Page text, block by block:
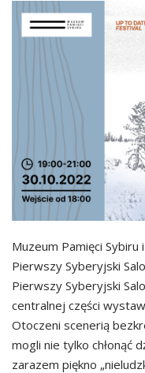
Muzeum Pamięci
Pierwszy Syberyjski
Pierwszy Syberyjski
centralnej części
Otoczeni scenerią
mogli nie tylko chłonąć
zarazem piękno